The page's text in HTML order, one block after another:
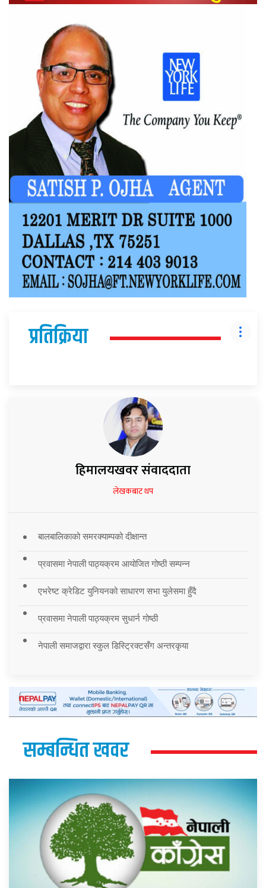
प्रतिक्रिया
हिमालयखवर संवाददाता
लेखकबाट थप
बालबालिकाको समरक्याम्पको दीक्षान्त
प्रवासमा नेपाली पाठ्यक्रम आयोजित गोष्ठी सम्पन्न
एभरेष्ट क्रेडिट युनियनको साधारण सभा युलेसमा हुँदै
प्रवासमा नेपाली पाठ्यक्रम सुधार्न गोष्ठी
नेपाली समाजद्वारा स्कुल डिस्ट्रिक्टसँग अन्तरकृया
सम्बन्धित खवर